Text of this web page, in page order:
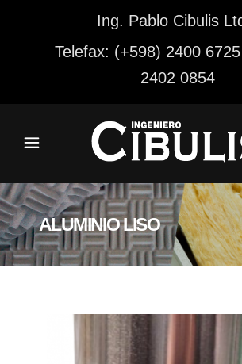
Ing. Pablo Cibulis
Telefax: (+598) 2400
2402 0854
ALUMINIO LISO